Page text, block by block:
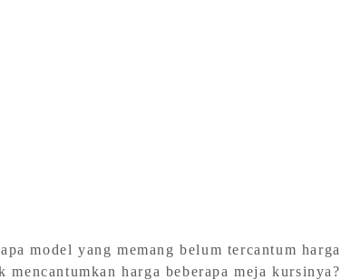
model yang memang belum tercantum
harga beberapa meja